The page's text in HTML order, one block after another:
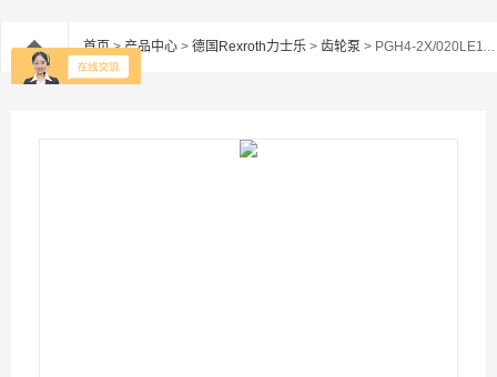
首页>产品中心 > 德国Rexroth力士乐 > 齿轮泵 > PGH4-2X/020LE11VU2REXROTH力士乐齿轮泵PGH4-2X/020LE11Vu2